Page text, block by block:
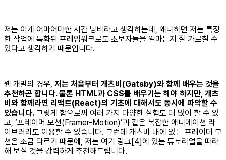
저는 이게 어마어마한 시간 낭비라고 생각하는데, 왜냐하면 저는 특정
한 작업에 특화된 프레임워크로도 초보자들을 얼마든지 잘 가르칠 수
있다고 생각하기 때문입니다.
웹 개발의 경우, 저는 처음부터 개츠비(Gatsby)와 함께 배우는 것을
추천하곤 합니다. 물론 HTML과 CSS를 배우기는 해야 하지만, 개츠
비와 함께라면 리액트(React)의 기초에 대해서도 동시에 파악할 수
있습니다. 그렇게 함으로써 여러 가지 다양한 실험도 더 많이 할 수 있
고, ‘프레이머 모션(Framer-Motion)’과 같은 복잡한 애니메이션 라
이브러리도 이용할 수 있습니다. 그런데 개츠비 내에 있는 프레이머 모
션은 조금 다르기 때문에, 저는 여기 링크[4]에 있는 튜토리얼을 따라
해 보실 것을 강력하게 추천해드립니다.